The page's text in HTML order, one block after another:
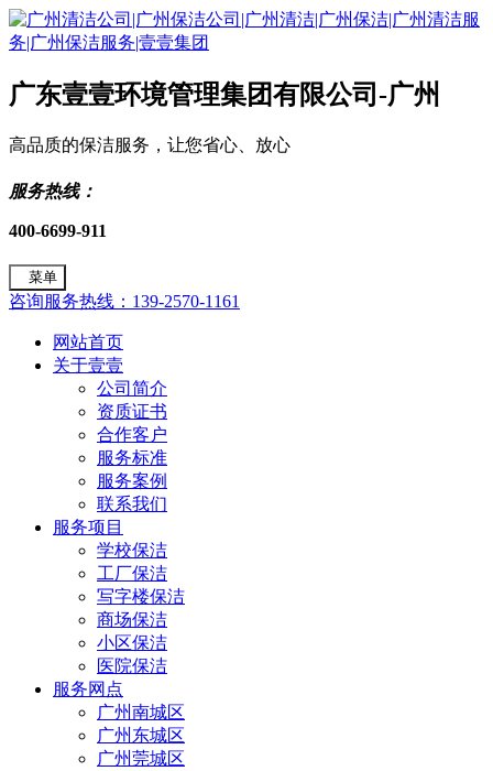
广东壹壹环境管理集团有限公司-广州
高品质的保洁服务，让您省心、放心
服务热线：
400-6699-911
菜单
咨询服务热线：139-2570-1161
网站首页
关于壹壹
公司简介
资质证书
合作客户
服务标准
服务案例
联系我们
服务项目
学校保洁
工厂保洁
写字楼保洁
商场保洁
小区保洁
医院保洁
服务网点
广州南城区
广州东城区
广州莞城区